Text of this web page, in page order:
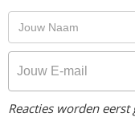
Reacties worden